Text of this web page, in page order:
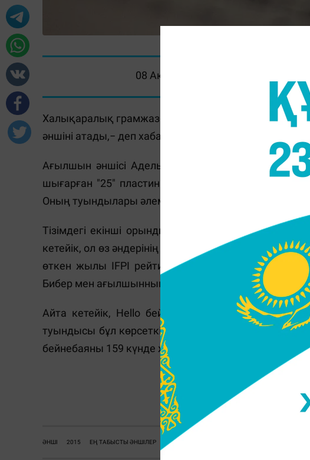
08 Ақпан 2016, 15:26
Халықаралық грамжазба федерациясы (IFPI)
әншіні атады,− деп хабарлайды
Ағылшын әншісі Адель рейтингте көш бастады.
шығарған "25" пластинасы мен Hello синглының
Оның туындылары әлемдік бірнеше рекордтты
Тізімдегі екінші орынды Ұлыбританияның тағы
кетейік, ол өз әндерінің сөзін де өзі жазады.
өткен жылы IFPI рейтингінде бірінші болған еді.
Бибер мен ағылшынның One Direction тобы тұр.
Айта кетейік, Hello бейнебаяны бірінші болып
туындысы бұл көрсеткішке 88 күн ішінде жетті, ал
бейнебаяны 159 күнде жеткен болатын.
С.
ӘНШІ 2015 ЕҢ ТАБЫСТЫ ӘНШІЛЕР ЕН ТАБЫСТЫ АНШИЛЕР АҒЫЛШЫН